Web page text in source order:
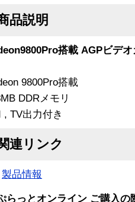
品説明
搭載 AGPビデ
9800Pro搭載
DDRメモリ
, TV出力付き
連リンク
製品情報
らっとオンライン ご購入の